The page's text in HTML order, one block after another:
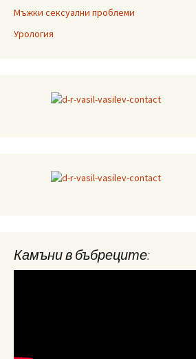
Мъжки сексуални проблеми
Урология
Камъни в бъбреците: